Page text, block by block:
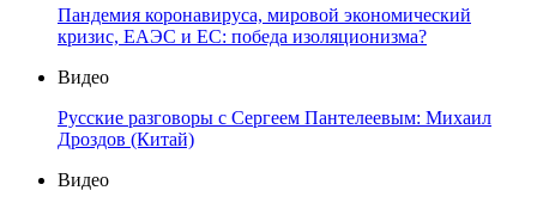
Пандемия коронавируса, мировой экономический
кризис, ЕАЭС и ЕС: победа изоляционизма?
Видео
Русские разговоры с Сергеем Пантелеевым: Михаил
Дроздов (Китай)
Видео